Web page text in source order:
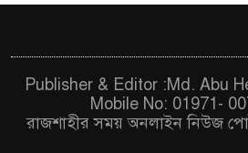
Publisher & Editor :Md. Abu
Mobile No: 01971-
রাজশাহীর সময় অনলাইন নিউজ